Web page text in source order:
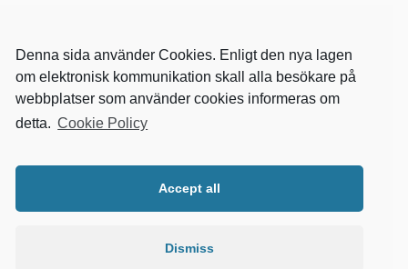
Denna sida använder Cookies. Enligt den nya lagen
om elektronisk kommunikation skall alla besökare på
webbplatser som använder cookies informeras om
detta. Cookie Policy
Accept all
Dismiss